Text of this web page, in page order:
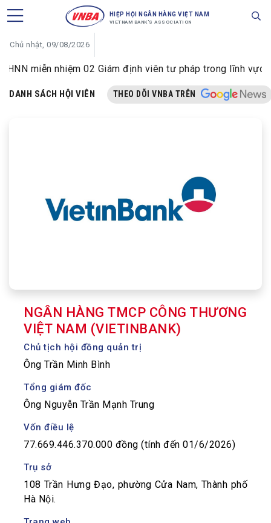
HIỆP HỘI NGÂN HÀNG VIỆT NAM
VIETNAM BANK'S ASSOCIATION
Chủ nhật, 09/08/2026
miễn nhiệm 02 Giám định viên tư pháp trong lĩnh vực
DANH SÁCH HỘI VIÊN THEO DÕI VNBA TRÊN
NGÂN HÀNG TMCP CÔNG THƯƠNG
VIỆT NAM (VIETINBANK)
Chủ tịch hội đồng quản trị
Ông Trần Minh Bình
Tổng giám đốc
Ông Nguyễn Trần Mạnh Trung
Vốn điều lệ
77.669.446.370.000 đồng (tính đến 01/6/2026)
Trụ sở
108 Trần Hưng Đạo, phường Cửa Nam, Thành phố
Hà Nội.